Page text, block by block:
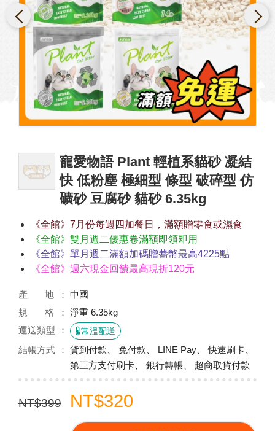
寵愛物語 Plant 輕植系貓砂 凝結
快 低粉塵 極細型 條型 破碎型 仿
礦砂 豆腐砂 貓砂 6.35kg
《全館》7月份每週四加餐日，滿額贈零食或濕食
《全館》雙月週二優惠卷滿額即領即用
《全館》單月週二滿額加碼贈蕎幣最高4225點
《全館》週六現金回饋最高現折120元
產 地
中國
規 格
淨重 6.35kg
運送類型
常溫配送
結帳方式
貨到付款、 免付款、 LINE Pay、 快速刷卡、
第三方支付刷卡、 銀行轉帳、 超商取貨付款
NT$399 NT$320